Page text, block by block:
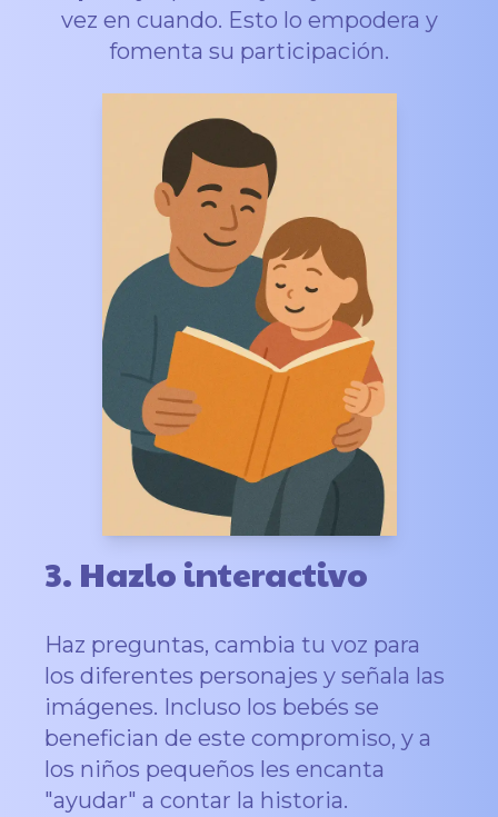
vez en cuando. Esto lo empodera y
fomenta su participación.
3. Hazlo interactivo
Haz preguntas, cambia tu voz para
los diferentes personajes y señala las
imágenes. Incluso los bebés se
benefician de este compromiso, y a
los niños pequeños les encanta
"ayudar" a contar la historia.